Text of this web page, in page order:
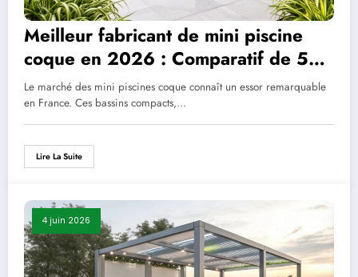
Meilleur fabricant de mini piscine
coque en 2026 : Comparatif de 5
marques incontournables
Le marché des mini piscines coque connaît un essor remarquable
en France. Ces bassins compacts,…
Lire La Suite
4 juin 2026